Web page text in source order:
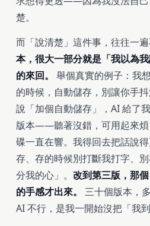
楚。
而「說清楚」這件事，往往一遍
本，很大一部分就是「我以為
的來回。
舉個真實的例子：我
的時候，自動儲存，別讓你手
說「加個自動儲存」，AI 給了
版本——聽著沒錯，可用起來煩
碟一直在響。我得回去把話說
存、存的時候別打斷我打字、
分我的心」。 改到第三版，那
的手感才出來。
三十個版本，
AI 不行，是我一開始沒把「我